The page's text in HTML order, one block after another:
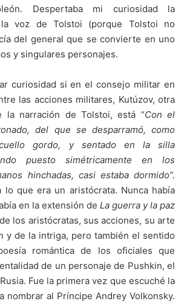
Despertaba mi curiosidad la
voz de Tolstoi (porque Tolstoi no
del general que se convierte en uno
y singulares personajes.
curiosidad si en el consejo militar en
las acciones militares, Kutúzov, otra
narración de Tolstoi, está “Con el
del que se desparramó, como
gordo, y
sentado en la silla
puesto simétricamente en los
hinchadas, casi estaba dormido”.
lo que era un aristócrata. Nunca había
en la extensión de La guerra y la paz
los aristócratas, sus acciones, su arte
y de la intriga, pero también el sentido
romántica de los oficiales que
de un personaje de Pushkin, el
Fue la primera vez que escuché la
nombrar al Príncipe Andrey Volkonsky.